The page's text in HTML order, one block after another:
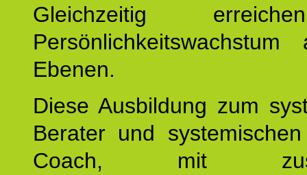
Gleichzeitig
Ebenen.
Diese Ausbildung zum
Berater und
Coach, mit